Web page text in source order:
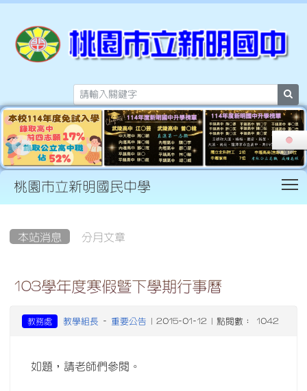
桃園市立新明國民中學
本站消息 分月文章
103學年度寒假暨下學期行事曆
教務處 教學組長 - 重要公告 | 2015-01-12 | 點閱數： 1042
如題，請老師們參閱。